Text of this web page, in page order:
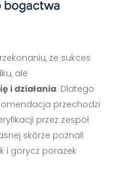
że sukces
ale
i działania. Dlatego
przechodzi
przez zespół
skórze poznali
i gorycz porażek